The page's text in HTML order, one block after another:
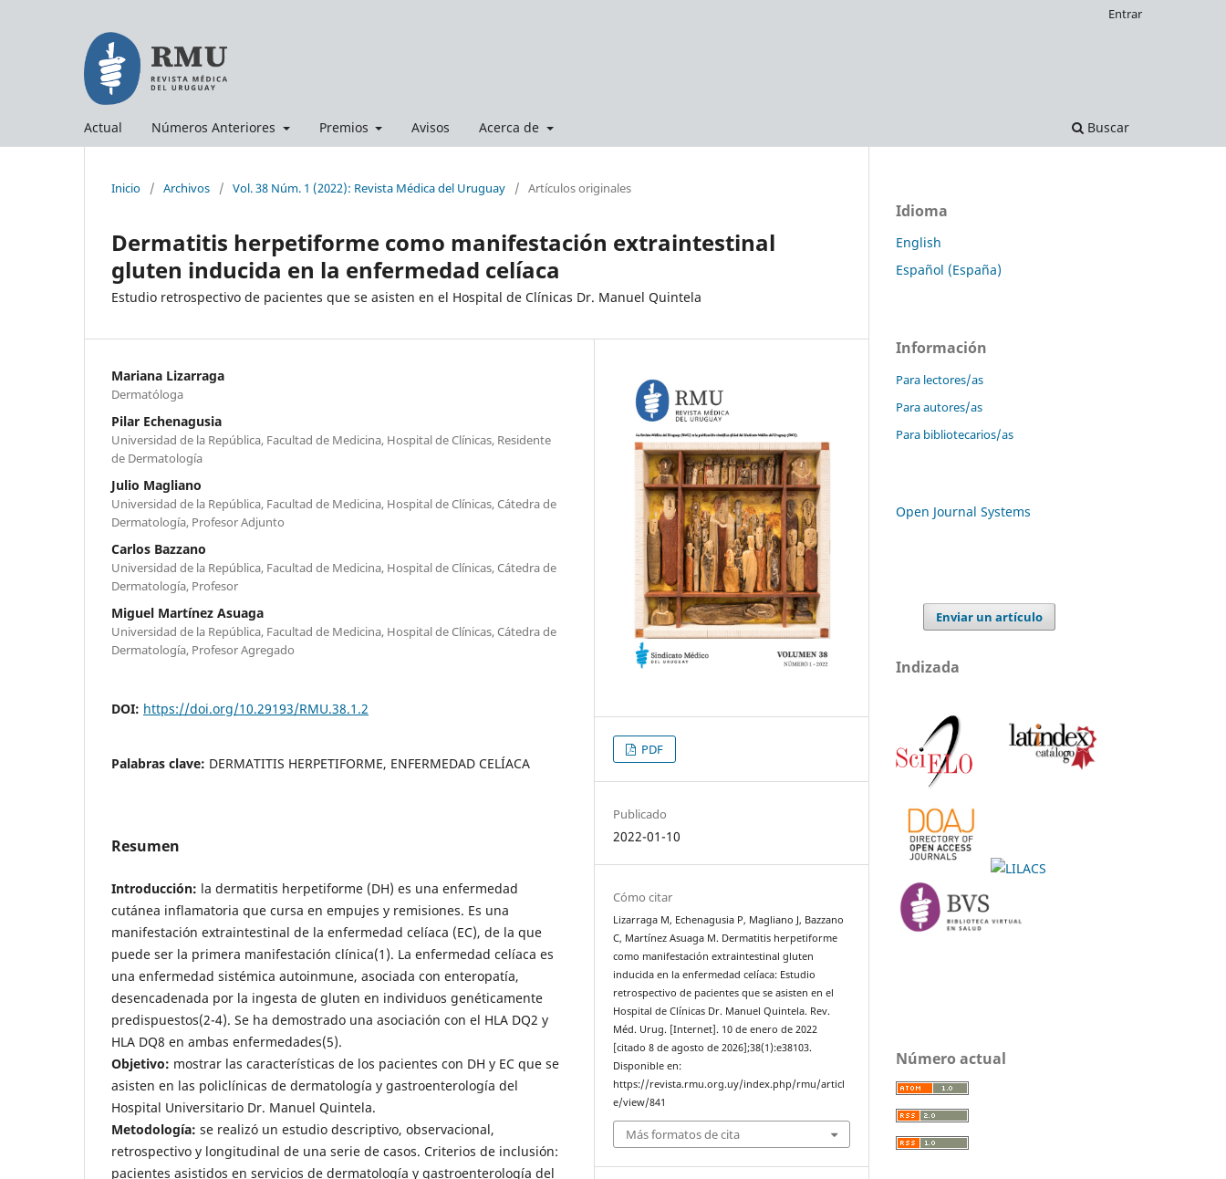
Actual Números Anteriores Premios Avisos Acerca de Buscar
Entrar
Inicio / Archivos / Vol. 38 Núm. 1 (2022): Revista Médica del Uruguay / Artículos originales
Dermatitis herpetiforme como manifestación extraintestinal
gluten inducida en la enfermedad celíaca
Estudio retrospectivo de pacientes que se asisten en el Hospital de Clínicas Dr. Manuel Quintela
Mariana Lizarraga
Dermatóloga
Pilar Echenagusia
Universidad de la República, Facultad de Medicina, Hospital de Clínicas, Residente
de Dermatología
Julio Magliano
Universidad de la República, Facultad de Medicina, Hospital de Clínicas, Cátedra de
Dermatología, Profesor Adjunto
Carlos Bazzano
Universidad de la República, Facultad de Medicina, Hospital de Clínicas, Cátedra de
Dermatología, Profesor
Miguel Martínez Asuaga
Universidad de la República, Facultad de Medicina, Hospital de Clínicas, Cátedra de
Dermatología, Profesor Agregado
DOI: https://doi.org/10.29193/RMU.38.1.2
Palabras clave: DERMATITIS HERPETIFORME, ENFERMEDAD CELÍACA
Resumen
Introducción: la dermatitis herpetiforme (DH) es una enfermedad
cutánea inflamatoria que cursa en empujes y remisiones. Es una
manifestación extraintestinal de la enfermedad celíaca (EC), de la que
puede ser la primera manifestación clínica(1). La enfermedad celíaca es
una enfermedad sistémica autoinmune, asociada con enteropatía,
desencadenada por la ingesta de gluten en individuos genéticamente
predispuestos(2-4). Se ha demostrado una asociación con el HLA DQ2 y
HLA DQ8 en ambas enfermedades(5).
Objetivo: mostrar las características de los pacientes con DH y EC que se
asisten en las policlínicas de dermatología y gastroenterología del
Hospital Universitario Dr. Manuel Quintela.
Metodología: se realizó un estudio descriptivo, observacional,
retrospectivo y longitudinal de una serie de casos. Criterios de inclusión:
pacientes asistidos en servicios de dermatología y gastroenterología del
PDF
Publicado
2022-01-10
Cómo citar
Lizarraga M, Echenagusia P, Magliano J, Bazzano
C, Martínez Asuaga M. Dermatitis herpetiforme
como manifestación extraintestinal gluten
inducida en la enfermedad celíaca: Estudio
retrospectivo de pacientes que se asisten en el
Hospital de Clínicas Dr. Manuel Quintela. Rev.
Méd. Urug. [Internet]. 10 de enero de 2022
[citado 8 de agosto de 2026];38(1):e38103.
Disponible en:
https://revista.rmu.org.uy/index.php/rmu/articl
e/view/841
Más formatos de cita
Idioma
English
Español (España)
Información
Para lectores/as
Para autores/as
Para bibliotecarios/as
Open Journal Systems
Enviar un artículo
Indizada
Número actual